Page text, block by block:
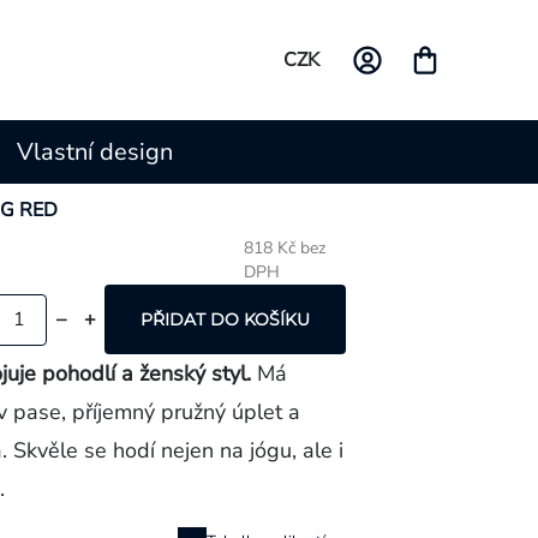
CZK
Vlastní design
RED
818 Kč bez
DPH
PŘIDAT DO KOŠÍKU
pohodlí a ženský styl. Má
pase, příjemný pružný úplet a
. Skvěle se hodí nejen na jógu, ale i